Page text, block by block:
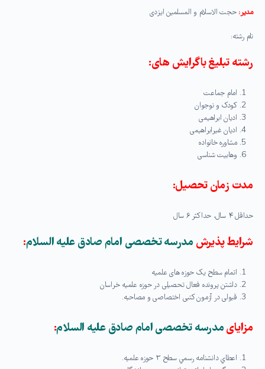
مدیر: حجت الاسلام و المسلمین ایزدی
نام رشته:
رشته تبلیغ با گرایش های:
امام جماعت
کودک و نوجوان
ادیان ابراهیمی
ادیان غیرابراهیمی
مشاوره خانواده
وهابیت شناسی
مدت زمان تحصیل:
حداقل ۴ سال، حداکثر ۶ سال
شرایط پذیرش مدرسه تخصصی امام صادق علیه السلام:
اتمام سطح یک حوزه های علمیه
داشتن پرونده فعال تحصیلی در حوزه علمیه خراسان
قبولی در آزمون کتبی اختصاصی و مصاحبه.
مزایایمدرسه تخصصی امام صادق علیه السلام:
اعطاي دانشنامه رسمي سطح ۳ حوزه علميه.